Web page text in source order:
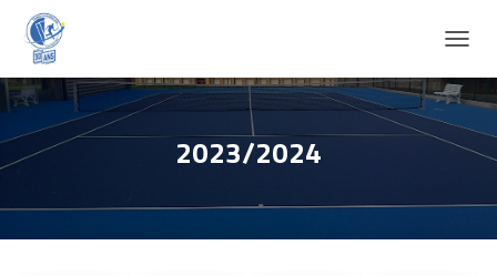
É
P
I
L
N
2023/2024